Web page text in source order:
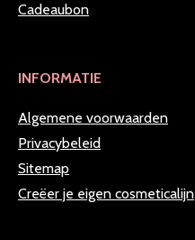
Cadeaubon
INFORMATIE
Algemene voorwaarden
Privacybeleid
Sitemap
Creëer je eigen cosmeticalijn